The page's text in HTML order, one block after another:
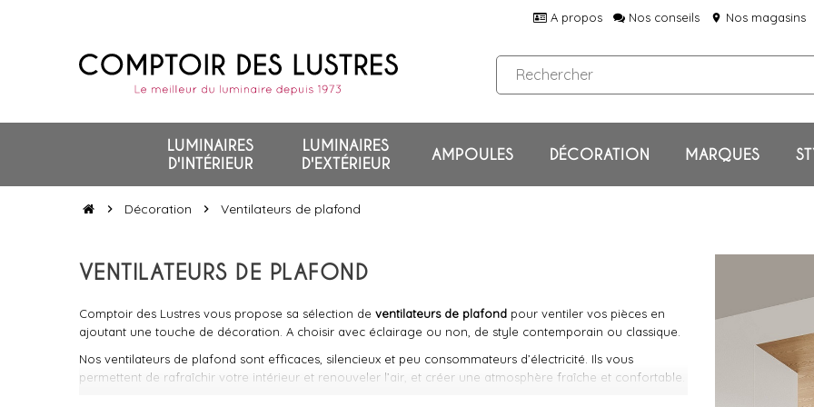
A propos Nos conseils location_on Nos magasins
LUMINAIRES
D'INTÉRIEUR
LUMINAIRES
D'EXTÉRIEUR
AMPOULES DÉCORATION MARQUES
chevron_right Décoration chevron_right Ventilateurs de plafond
VENTILATEURS DE PLAFOND
Comptoir des Lustres vous propose sa sélection de ventilateurs de plafond pour ventiler vos pièces en
ajoutant une touche de décoration. A choisir avec éclairage ou non, de style contemporain ou classique.
Nos ventilateurs de plafond sont efficaces, silencieux et peu consommateurs d’électricité. Ils vous
permettent de rafraîchir votre intérieur et renouveler l’air, et créer une atmosphère fraîche et confortable.